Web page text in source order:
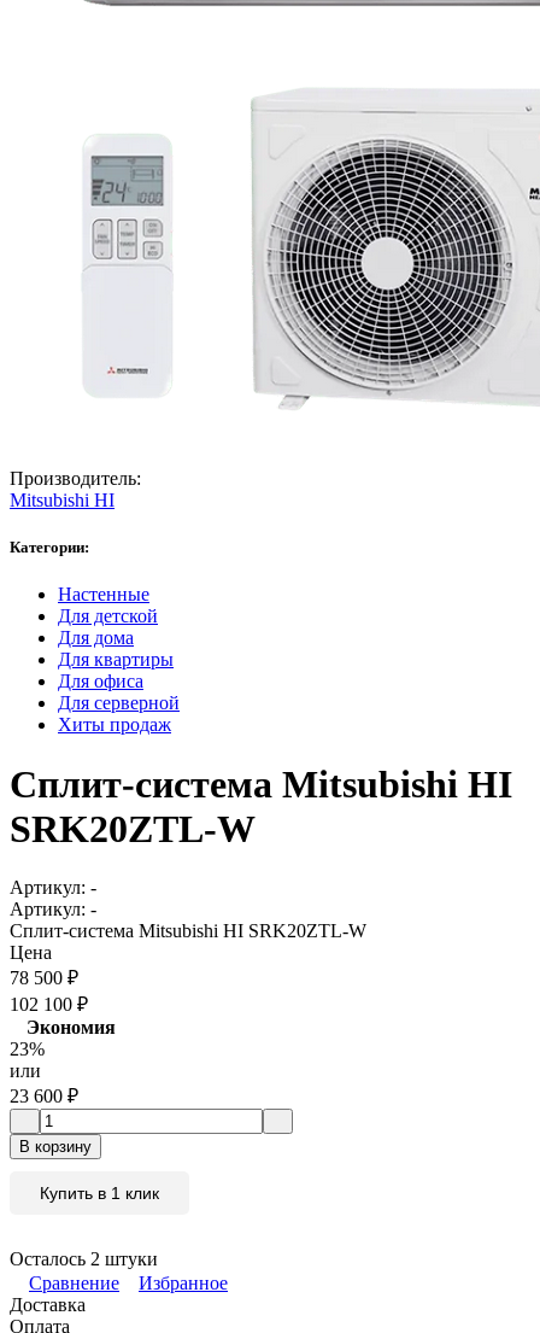
Производитель:
Mitsubishi HI
Категории:
Настенные
Для детской
Для дома
Для квартиры
Для офиса
Для серверной
Хиты продаж
Сплит-система Mitsubishi HI
SRK20ZTL-W
Артикул: -
Артикул: -
Сплит-система Mitsubishi HI SRK20ZTL-W
Цена
78 500 ₽
102 100 ₽
Экономия
23%
или
23 600 ₽
В корзину
Купить в 1 клик
Осталось 2 штуки
Сравнение
Избранное
Доставка
Оплата